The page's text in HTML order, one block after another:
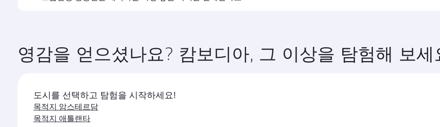
영감을 얻으셨나요? 캄보디아, 그 이상을 탐험해 보세
목적지 암스테르담
목적지 애틀랜타
목적지 바르셀로나